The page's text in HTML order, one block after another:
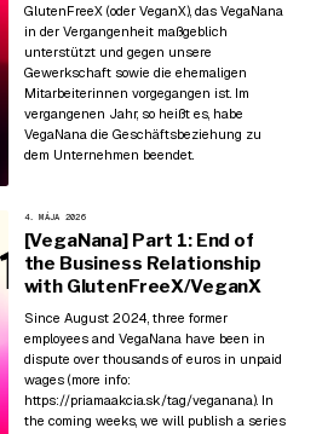
GlutenFreeX (oder VeganX), das VegaNana
in der Vergangenheit maßgeblich
unterstützt und gegen unsere
Gewerkschaft sowie die ehemaligen
Mitarbeiterinnen vorgegangen ist. Im
vergangenen Jahr, so heißt es, habe
VegaNana die Geschäftsbeziehung zu
dem Unternehmen beendet.
4. MÁJA 2026
[VegaNana] Part 1: End of
the Business Relationship
with GlutenFreeX/VeganX
Since August 2024, three former
employees and VegaNana have been in
dispute over thousands of euros in unpaid
wages (more info:
https://priamaakcia.sk/tag/veganana). In
the coming weeks, we will publish a series